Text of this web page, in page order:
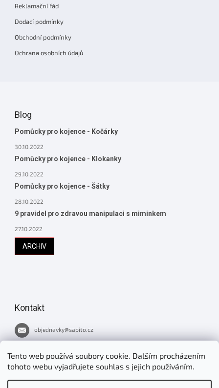
Tento web používá soubory cookie. Dalším procházením
tohoto webu vyjadřujete souhlas s jejich používáním.
Reklamační řád
Dodací podmínky
Obchodní podmínky
Ochrana osobních údajů
Blog
Pomůcky pro kojence - Kočárky
30.10.2022
Pomůcky pro kojence - Klokanky
29.10.2022
Pomůcky pro kojence - Šátky
28.10.2022
9 pravidel pro zdravou manipulaci s miminkem
27.10.2022
ARCHIV
Kontakt
objednavky@sapito.cz
Novinky v Šapitu